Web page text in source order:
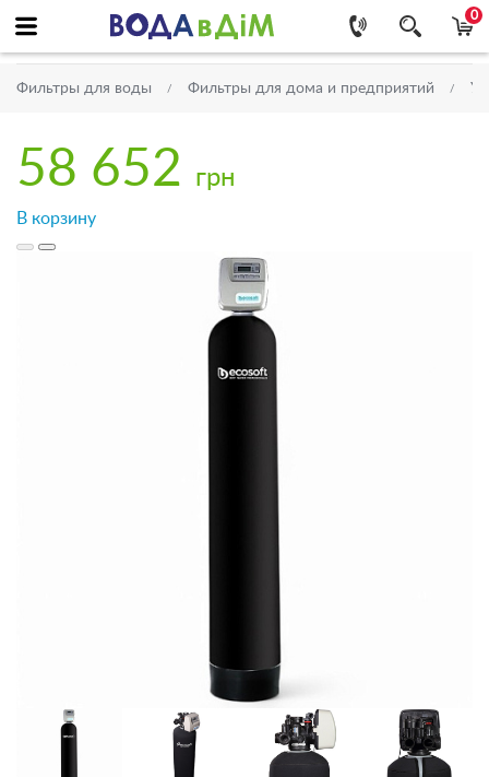
0
Фильтры для воды Фильтры для дома и предприятий
58 652 грн
В корзину